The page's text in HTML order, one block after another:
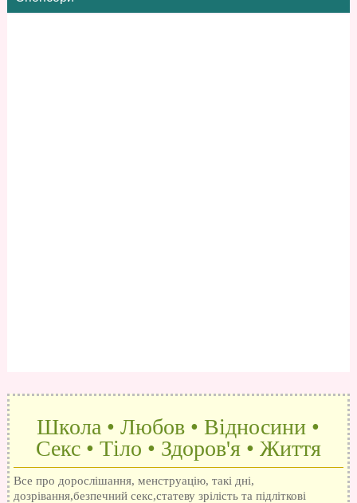
Школа • Любов • Відносини •
Секс • Тіло • Здоров'я • Життя
Все про дорослішання, менструацію, такі дні,
дозрівання,безпечний секс,статеву зрілість та підліткові